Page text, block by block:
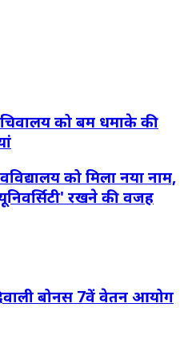
को बम धमाके की
को मिला नया नाम,
रखने की वजह
बोनस 7वें वेतन आयोग